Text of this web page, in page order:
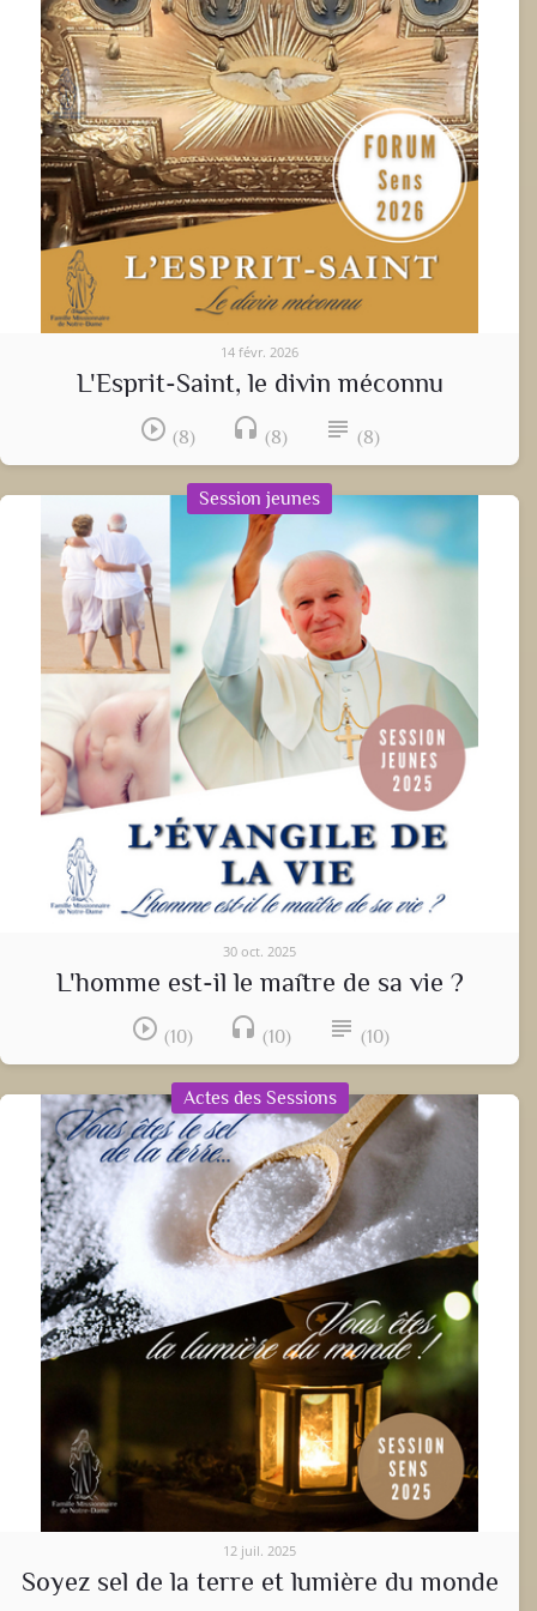
14 févr. 2026
L'Esprit-Saint, le divin méconnu
play_circle_outline (8) headset (8) subject (8)
Session jeunes
30 oct. 2025
L'homme est-il le maître de sa vie ?
play_circle_outline (10) headset (10) subject (10)
Actes des Sessions
12 juil. 2025
Soyez sel de la terre et lumière du monde